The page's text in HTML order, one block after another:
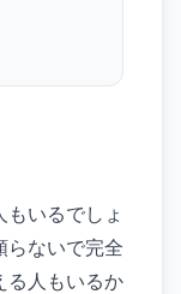
いるでしょ
らないで完全
る人もいるか